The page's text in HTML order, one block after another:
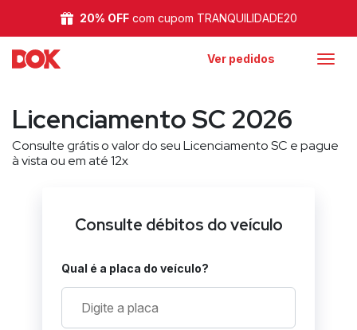
20% OFFcom cupom TRANQUILIDADE20
Ver pedidos
Licenciamento SC 2026
Consulte grátis o valor do seu Licenciamento SC e pague
à vista ou em até 12x
Consulte débitos do veículo
Qual é a placa do veículo?